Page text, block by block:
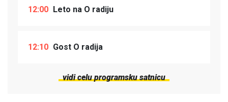
12:00 Leto na O radiju
12:10 Gost O radija
vidi celu programsku satnicu